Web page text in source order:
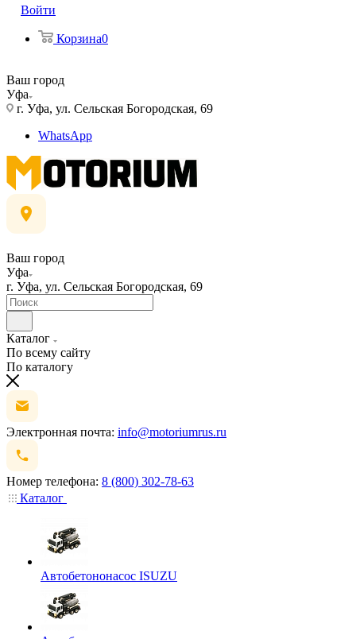
Войти
Корзина0
Ваш город
Уфа
г. Уфа, ул. Сельская Богородская, 69
WhatsApp
Ваш город
Уфа
г. Уфа, ул. Сельская Богородская, 69
Каталог
По всему сайту
По каталогу
Электронная почта: info@motoriumrus.ru
Номер телефона: 8 (800) 302-78-63
Каталог
Автобетононасос ISUZU